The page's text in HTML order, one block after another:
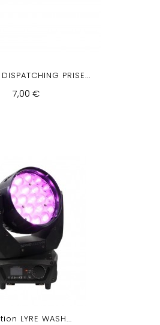
PRISE...
7,00 €
LYRE WASH...